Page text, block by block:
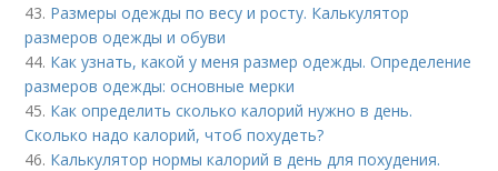
43. Размеры одежды по весу и росту. Калькулятор
размеров одежды и обуви
44. Как узнать, какой у меня размер одежды. Определение
размеров одежды: основные мерки
45. Как определить сколько калорий нужно в день.
Сколько надо калорий, чтоб похудеть?
46. Калькулятор нормы калорий в день для похудения.